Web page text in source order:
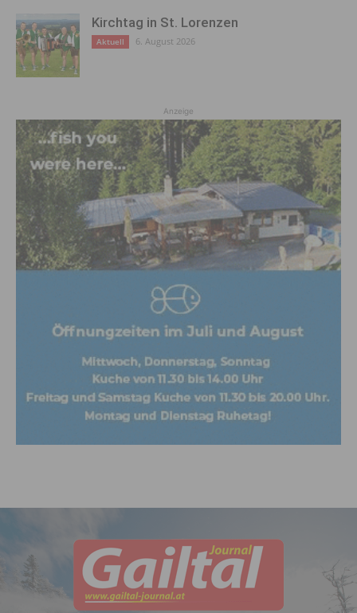
Kirchtag in St. Lorenzen
Aktuell 6. August 2026
Anzeige